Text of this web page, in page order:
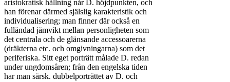
aristokratisk hållning når D. höjdpunkten, och
han förenar därmed själslig karakteristik och
individualisering; man finner där också en
fulländad jämvikt mellan personligheten som
det centrala och de glänsande accessoarerna
(dräkterna etc. och omgivningarna) som det
periferiska. Sitt eget porträtt målade D. redan
under ungdomsåren; från den engelska tiden
har man särsk. dubbelporträttet av D. och